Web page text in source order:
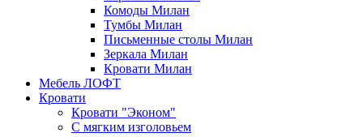
Комоды Милан
Тумбы Милан
Письменные столы Милан
Зеркала Милан
Кровати Милан
Мебель ЛОФТ
Кровати
Кровати "Эконом"
С мягким изголовьем